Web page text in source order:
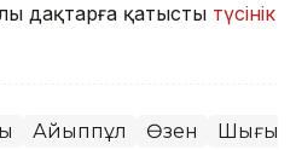
дақтарға қатысты түсінік
Айыппұл Өзен Шығыс